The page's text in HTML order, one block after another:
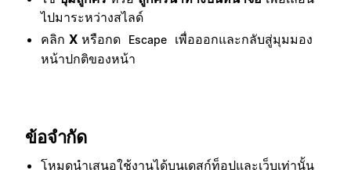
ไปมาระหว่างสไลด์
คลิก X หรือกด Escape
เพื่อออกและกลับสู่มุมมอง
หน้าปกติของหน้า
ข้อจำกัด
โหมดนำเสนอใช้งานได้บนเดสก์ท็อปและเว็บเท่านั้น